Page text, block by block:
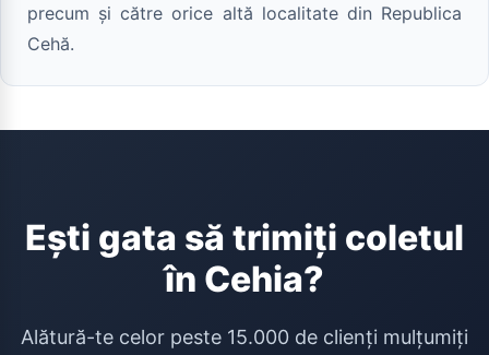
precum și către orice altă localitate din Republica
Cehă.
Ești gata să trimiți coletul
în Cehia?
Alătură-te celor peste 15.000 de clienți mulțumiți